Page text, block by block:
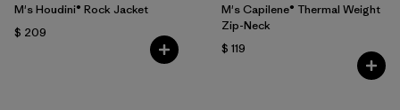
M's Houdini® Rock Jacket
$ 209
M's Capilene® Thermal Weight
Zip-Neck
$ 119